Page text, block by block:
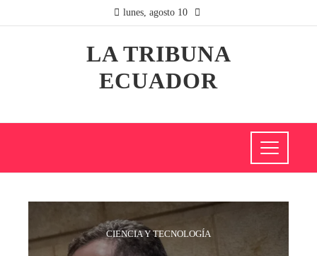
lunes, agosto 10
LA TRIBUNA
ECUADOR
CIENCIA Y TECNOLOGÍA